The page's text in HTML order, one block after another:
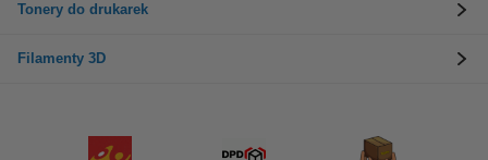
Tonery do drukarek
Filamenty 3D